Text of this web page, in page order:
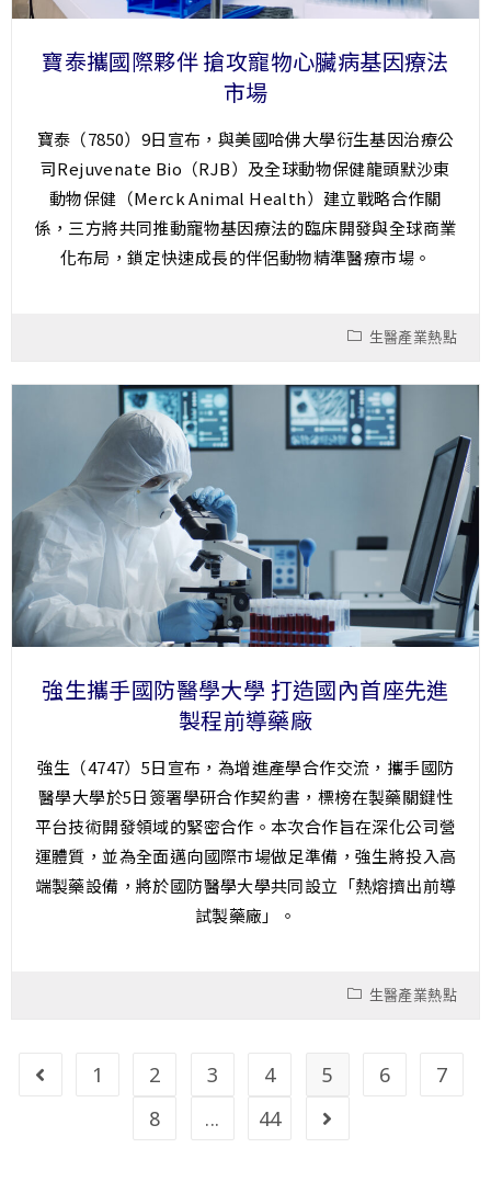
寶泰攜國際夥伴 搶攻寵物心臟病基因療法
市場
寶泰（7850）9日宣布，與美國哈佛大學衍生基因治療公
司Rejuvenate Bio（RJB）及全球動物保健龍頭默沙東
動物保健（Merck Animal Health）建立戰略合作關
係，三方將共同推動寵物基因療法的臨床開發與全球商業
化布局，鎖定快速成長的伴侶動物精準醫療市場。
生醫產業熱點
強生攜手國防醫學大學 打造國內首座先進
製程前導藥廠
強生（4747）5日宣布，為增進產學合作交流，攜手國防
醫學大學於5日簽署學研合作契約書，標榜在製藥關鍵性
平台技術開發領域的緊密合作。本次合作旨在深化公司營
運體質，並為全面邁向國際市場做足準備，強生將投入高
端製藥設備，將於國防醫學大學共同設立「熱熔擠出前導
試製藥廠」。
生醫產業熱點
1 2 3 4 5 6
7
8
... 44